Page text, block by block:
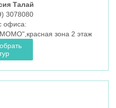
Талай
3078080
офиса:
зона 2 этаж